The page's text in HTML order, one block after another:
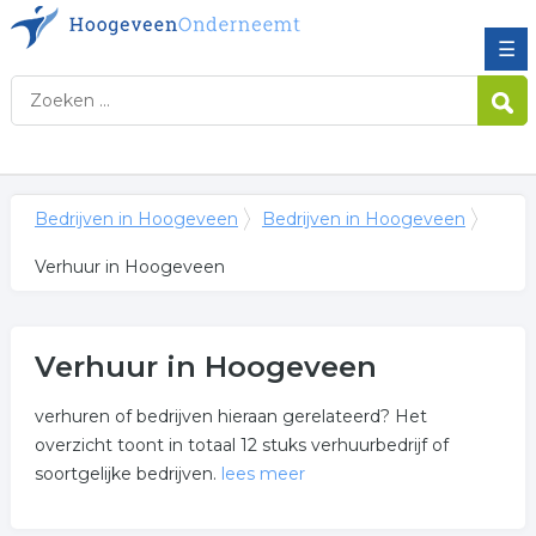
☰
Bedrijven in Hoogeveen Bedrijven in Hoogeveen
Verhuur in Hoogeveen
Verhuur in Hoogeveen
verhuren of bedrijven hieraan gerelateerd? Het
overzicht toont in totaal 12 stuks verhuurbedrijf of
soortgelijke bedrijven. lees meer